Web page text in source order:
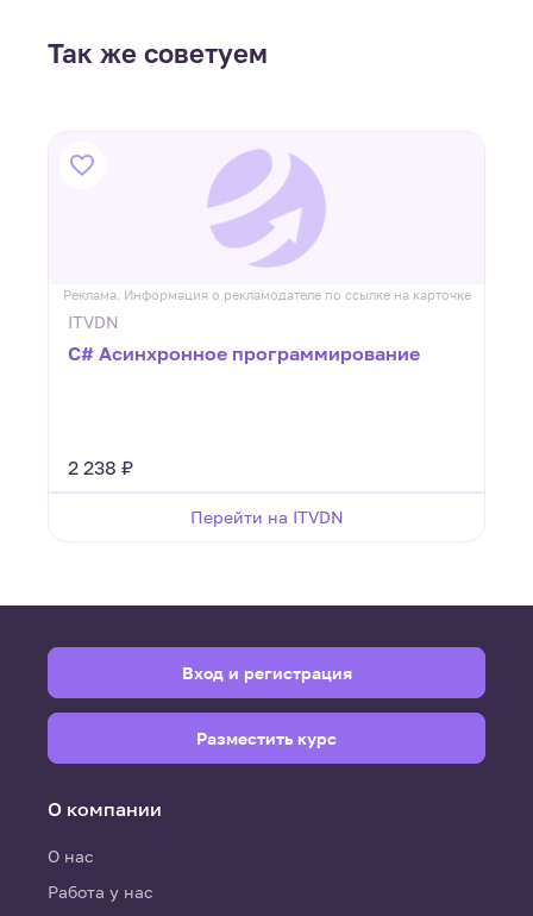
Так же советуем
Реклама. Информация о рекламодателе по ссылке на карточке
ITVDN
C# Асинхронное программирование
2 238 ₽
Перейти на ITVDN
О компании
О нас
Работа у нас
Вход и регистрация
Разместить курс